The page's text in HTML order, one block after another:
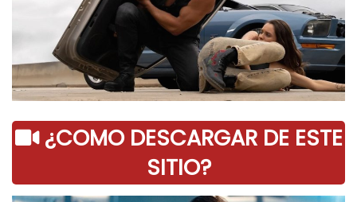
¿COMO DESCARGAR DE ESTE
SITIO?